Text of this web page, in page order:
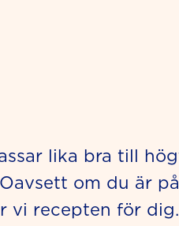
lika bra till
om du är
vi recepten för